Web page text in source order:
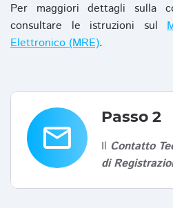
Per maggiori dettagli sulla
consultare le istruzioni sul
Elettronico (MRE).
email
Passo 2
Il Contatto
di